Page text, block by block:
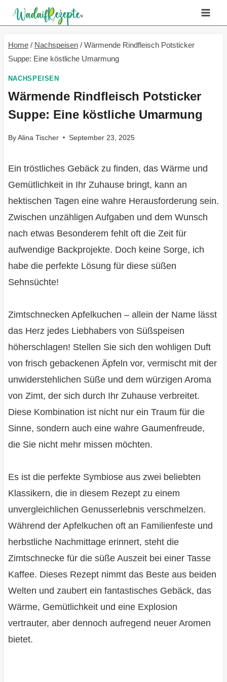
Skip
to
content
Home / Nachspeisen / Wärmende Rindfleisch Potsticker
Suppe: Eine köstliche Umarmung
NACHSPEISEN
Wärmende Rindfleisch Potsticker
Suppe: Eine köstliche Umarmung
ByAlina Tischer September 23, 2025
Ein tröstliches Gebäck zu finden, das Wärme und
Gemütlichkeit in Ihr Zuhause bringt, kann an
hektischen Tagen eine wahre Herausforderung sein.
Zwischen unzähligen Aufgaben und dem Wunsch
nach etwas Besonderem fehlt oft die Zeit für
aufwendige Backprojekte. Doch keine Sorge, ich
habe die perfekte Lösung für diese süßen
Sehnsüchte!
Zimtschnecken Apfelkuchen – allein der Name lässt
das Herz jedes Liebhabers von Süßspeisen
höherschlagen! Stellen Sie sich den wohligen Duft
von frisch gebackenen Äpfeln vor, vermischt mit der
unwiderstehlichen Süße und dem würzigen Aroma
von Zimt, der sich durch Ihr Zuhause verbreitet.
Diese Kombination ist nicht nur ein Traum für die
Sinne, sondern auch eine wahre Gaumenfreude,
die Sie nicht mehr missen möchten.
Es ist die perfekte Symbiose aus zwei beliebten
Klassikern, die in diesem Rezept zu einem
unvergleichlichen Genusserlebnis verschmelzen.
Während der Apfelkuchen oft an Familienfeste und
herbstliche Nachmittage erinnert, steht die
Zimtschnecke für die süße Auszeit bei einer Tasse
Kaffee. Dieses Rezept nimmt das Beste aus beiden
Welten und zaubert ein fantastisches Gebäck, das
Wärme, Gemütlichkeit und eine Explosion
vertrauter, aber dennoch aufregend neuer Aromen
bietet.